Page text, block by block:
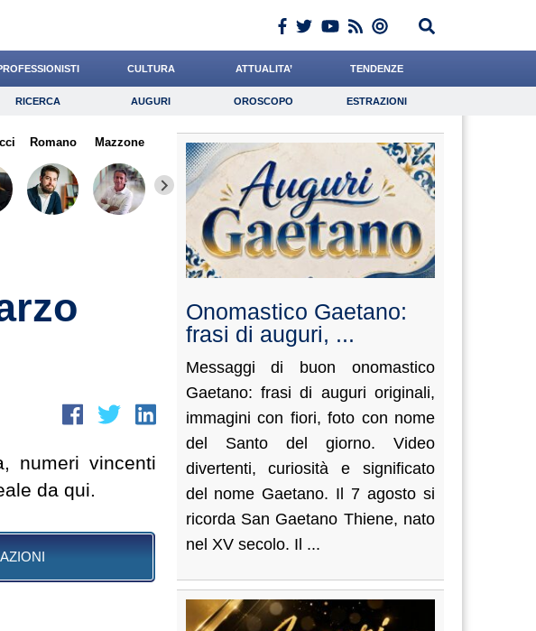
CULTURA ATTUALITA’ TENDENZE
Ricerca Auguri Oroscopo Estrazioni
Economia Giornalista Lavoro Psicologia
RICERCA AUGURI OROSCOPO ESTRAZIONI
Romano Mazzone Dalia Alemanno Catizone Scorza Casciello
numeri vincenti
da qui.
Onomastico Gaetano:
frasi di auguri, ...
Messaggi di buon onomastico
Gaetano: frasi di auguri originali,
immagini con fiori, foto con nome
del Santo del giorno. Video
divertenti, curiosità e significato
del nome Gaetano. Il 7 agosto si
ricorda San Gaetano Thiene, nato
nel XV secolo. Il ...